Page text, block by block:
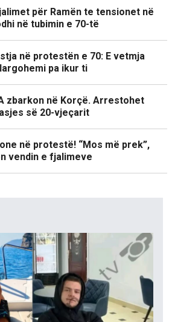
për Ramën te tensionet në
në tubimin e 70-të
në protestën e 70: E vetmja
pa ikur ti
zbarkon në Korçë. Arrestohet
së 20-vjeçarit
në protestë! “Mos më prek”,
vendin e fjalimeve